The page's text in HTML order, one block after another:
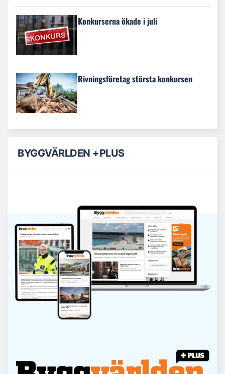
Konkurserna ökade i juli
Rivningsföretag största konkursen
BYGGVÄRLDEN +PLUS